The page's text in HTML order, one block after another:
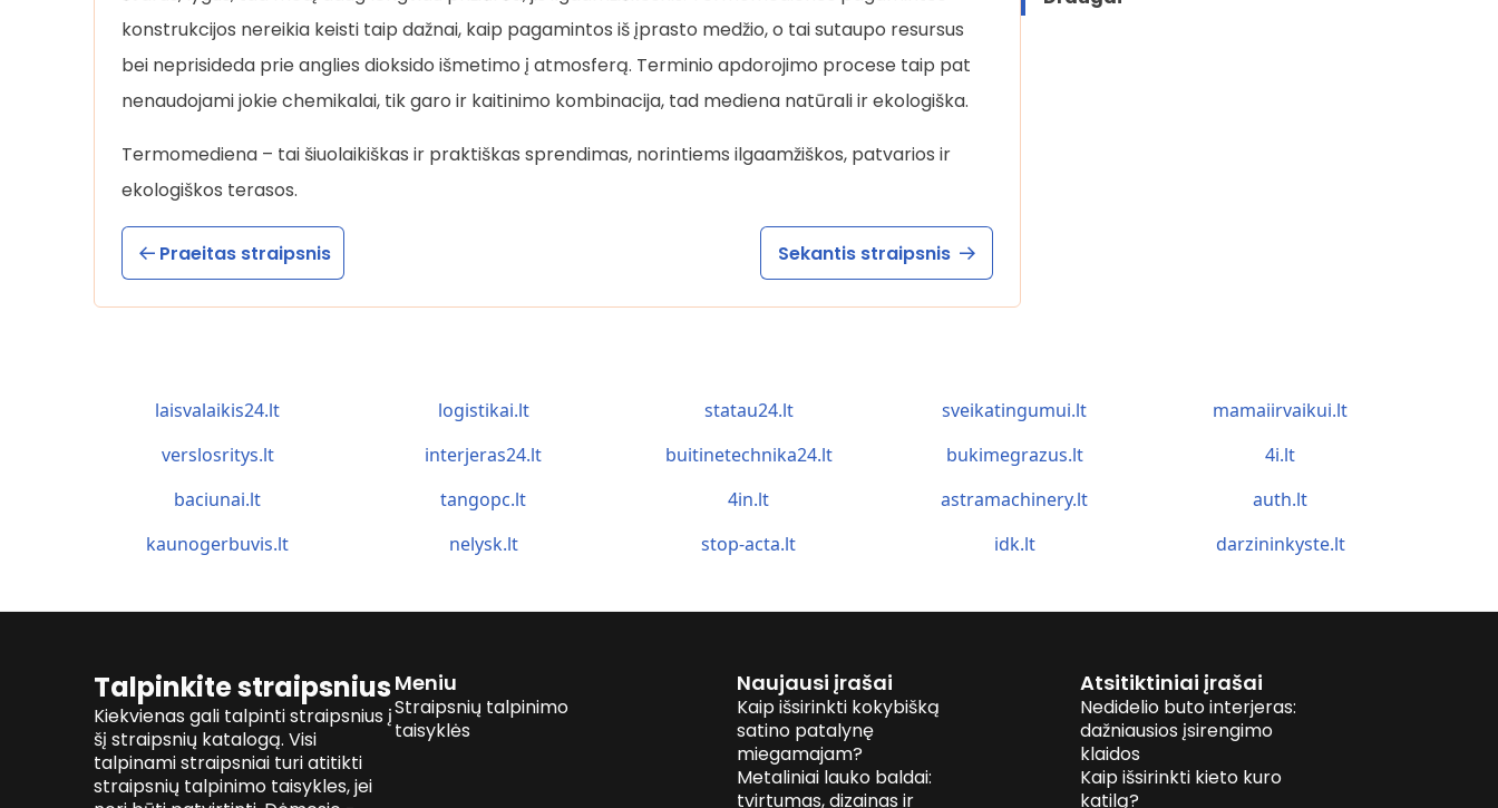
konstrukcijos nereikia keisti taip dažnai, kaip pagamintos iš įprasto medžio, o tai sutaupo resursus
bei neprisideda prie anglies dioksido išmetimo į atmosferą. Terminio apdorojimo procese taip pat
nenaudojami jokie chemikalai, tik garo ir kaitinimo kombinacija, tad mediena natūrali ir ekologiška.
Termomediena – tai šiuolaikiškas ir praktiškas sprendimas, norintiems ilgaamžiškos, patvarios ir
ekologiškos terasos.
Praeitas straipsnis Sekantis straipsnis
laisvalaikis24.lt logistikai.lt statau24.lt sveikatingumui.lt
mamaiirvaikui.lt
verslosritys.lt
interjeras24.lt buitinetechnika24.lt bukimegrazus.lt
4i.lt
baciunai.lt
tangopc.lt 4in.lt astramachinery.lt
auth.lt
kaunogerbuvis.lt
nelysk.lt stop-acta.lt idk.lt darzininkyste.lt
Talpinkite straipsnius
Kiekvienas gali talpinti straipsnius į
šį straipsnių katalogą. Visi
talpinami straipsniai turi atitikti
straipsnių talpinimo taisykles, jei
Meniu
Straipsnių talpinimo
taisyklės
Naujausi įrašai
Kaip išsirinkti kokybišką
satino patalynę
miegamajam?
Metaliniai lauko baldai:
tvirtumas, dizainas ir
Atsitiktiniai įrašai
Nedidelio buto interjeras:
dažniausios įsirengimo
klaidos
Kaip išsirinkti kieto kuro
katilą?